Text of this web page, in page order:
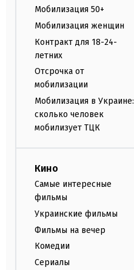
Мобилизация 50+
Мобилизация женщин
Контракт для 18-24-
летних
Отсрочка от
мобилизации
Мобилизация в Украине:
сколько человек
мобилизует ТЦК
Кино
Самые интересные
фильмы
Украинские фильмы
Фильмы на вечер
Комедии
Сериалы